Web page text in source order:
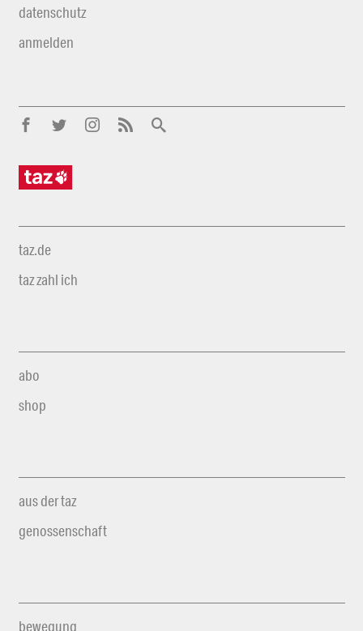
datenschutz
anmelden
taz.de
taz zahl ich
abo
shop
aus der taz
genossenschaft
bewegung